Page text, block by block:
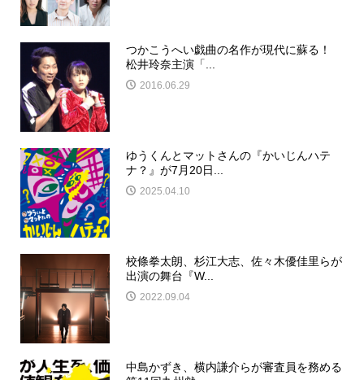
つかこうへい戯曲の名作が現代に蘇る！
松井玲奈主演「...
2016.06.29
ゆうくんとマットさんの『かいじんハテ
ナ？』が7月20日...
2025.04.10
校條拳太朗、杉江大志、佐々木優佳里らが
出演の舞台『W...
2022.09.04
中島かずき、横内謙介らが審査員を務める